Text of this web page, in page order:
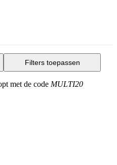
Filters toepassen
met de code MULTI20